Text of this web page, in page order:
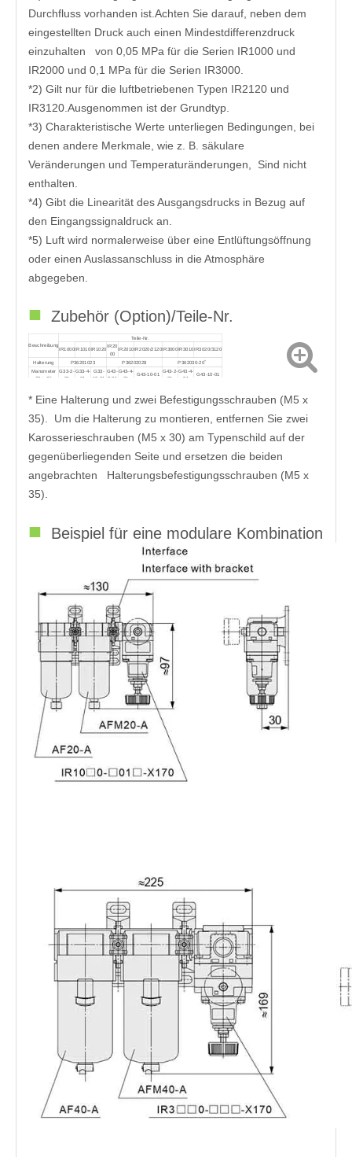
Luftverbrauch* 5）
von 1,0 MPa)
l/min
oder
weniger
l/min
oder
weniger
11,5 l/min
weniger
4,4 l/min
(ANR)
weniger
l/min
oder
weniger
Anschlussgröße Rc1/4 Rc1/4,3/8,1/2 Rc1/4
8,1/2
Arbeitstemperatur
-5 bis 60℃ (Kein Gefrieren)
Durchfluss vorhanden ist.Achten Sie darauf, neben dem
eingestellten Druck auch einen Mindestdifferenzdruck
einzuhalten von 0,05 MPa für die Serien IR1000 und
IR2000 und 0,1 MPa für die Serien IR3000.
*2) Gilt nur für die luftbetriebenen Typen IR2120 und
IR3120.Ausgenommen ist der Grundtyp.
*3) Charakteristische Werte unterliegen Bedingungen, bei
denen andere Merkmale, wie z. B. säkulare
Veränderungen und Temperaturänderungen, Sind nicht
enthalten.
*4) Gibt die Linearität des Ausgangsdrucks in Bezug auf
den Eingangssignaldruck an.
*5) Luft wird normalerweise über eine Entlüftungsöffnung
oder einen Auslassanschluss in die Atmosphäre
abgegeben.
■ Zubehör (Option)/Teile-Nr.
Beschreibung
Teile-Nr.
IR1000IR1010IR1020
IR20
00
IR2010IR2020/2120IR3000IR3010IR3020/3120
Halterung P36201023 P36202028 P362030-20*
Manometer
(Rc, G)
G33-2-
01
G33-4-
01
G33-
10-01
G43-
2-01
G43-4-
01
G43-10-01
G43-2-
01
G43-4-
01
G43-10-01
* Eine Halterung und zwei Befestigungsschrauben (M5 x
35). Um die Halterung zu montieren, entfernen Sie zwei
Karosserieschrauben (M5 x 30) am Typenschild auf der
gegenüberliegenden Seite und ersetzen die beiden
angebrachten Halterungsbefestigungsschrauben (M5 x
35).
■ Beispiel für eine modulare Kombination